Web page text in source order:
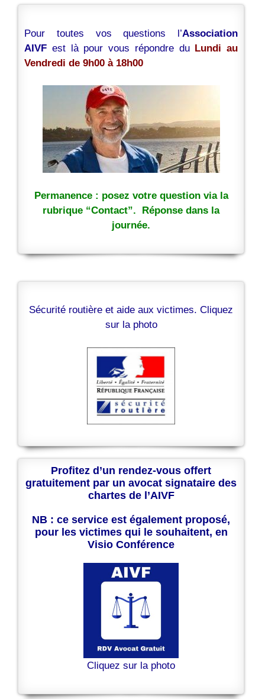
Pour toutes vos questions l’Association
AIVF est là pour vous répondre du Lundi au
Vendredi de 9h00 à 18h00
Permanence : posez votre question via la
rubrique “Contact”. Réponse dans la
journée.
Sécurité routière et aide aux victimes. Cliquez
sur la photo
Profitez d’un rendez-vous offert
gratuitement par un avocat signataire des
chartes de l’AIVF
NB : ce service est également proposé,
pour les victimes qui le souhaitent, en
Visio Conférence
Cliquez sur la photo